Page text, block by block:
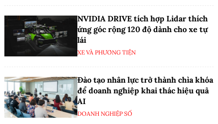
NVIDIA DRIVE tích hợp Lidar thích
ứng góc rộng 120 độ dành cho xe tự
lái
XE VÀ PHƯƠNG TIỆN
Đào tạo nhân lực trở thành chìa khóa
để doanh nghiệp khai thác hiệu quả
AI
DOANH NGHIỆP SỐ